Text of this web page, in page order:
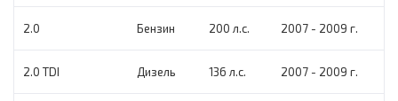
2.0 Бензин 200 л.с. 2007 - 2009 г.
2.0 TDI Дизель 136 л.с. 2007 - 2009 г.